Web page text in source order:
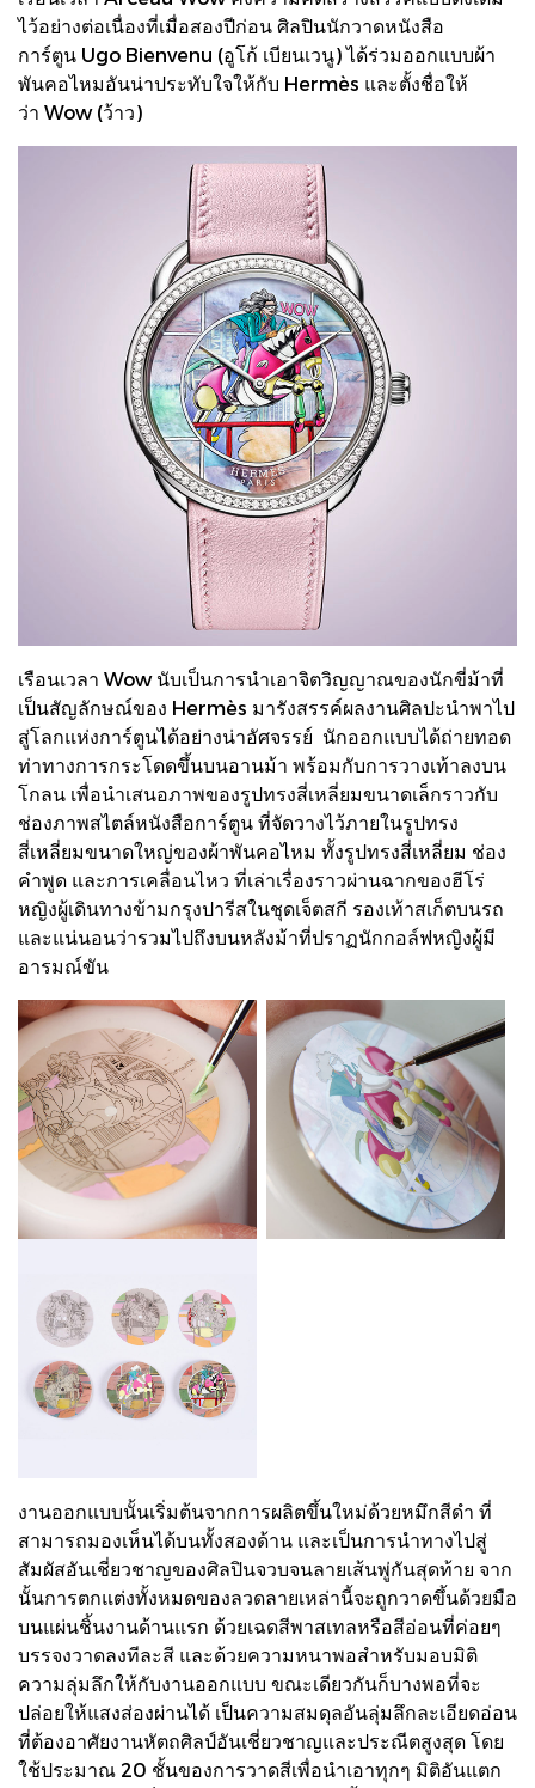
ไว้อย่างต่อเนื่องที่เมื่อสองปีก่อน ศิลปินนักวาดหนังสือ
การ์ตูน Ugo Bienvenu (อูโก้ เบียนเวนู) ได้ร่วมออกแบบผ้า
พันคอไหมอันน่าประทับใจให้กับ Hermès และตั้งชื่อให้
ว่า Wow(ว้าว)
เรือนเวลา Wow นับเป็นการนำเอาจิตวิญญาณของนักขี่ม้าที่
เป็นสัญลักษณ์ของ Hermès มารังสรรค์ผลงานศิลปะนำพาไป
สู่โลกแห่งการ์ตูนได้อย่างน่าอัศจรรย์ นักออกแบบได้ถ่ายทอด
ท่าทางการกระโดดขึ้นบนอานม้า พร้อมกับการวางเท้าลงบน
โกลน เพื่อนำเสนอภาพของรูปทรงสี่เหลี่ยมขนาดเล็กราวกับ
ช่องภาพสไตล์หนังสือการ์ตูน ที่จัดวางไว้ภายในรูปทรง
สี่เหลี่ยมขนาดใหญ่ของผ้าพันคอไหม ทั้งรูปทรงสี่เหลี่ยม ช่อง
คำพูด และการเคลื่อนไหว ที่เล่าเรื่องราวผ่านฉากของฮีโร่
หญิงผู้เดินทางข้ามกรุงปารีสในชุดเจ็ตสกี รองเท้าสเก็ตบนรถ
และแน่นอนว่ารวมไปถึงบนหลังม้าที่ปราฏนักกอล์ฟหญิงผู้มี
อารมณ์ขัน
งานออกแบบนั้นเริ่มต้นจากการผลิตขึ้นใหม่ด้วยหมึกสีดำ ที่
สามารถมองเห็นได้บนทั้งสองด้าน และเป็นการนำทางไปสู่
สัมผัสอันเชี่ยวชาญของศิลปินจวบจนลายเส้นพู่กันสุดท้าย จาก
นั้นการตกแต่งทั้งหมดของลวดลายเหล่านี้จะถูกวาดขึ้นด้วยมือ
บนแผ่นชิ้นงานด้านแรก ด้วยเฉดสีพาสเทลหรือสีอ่อนที่ค่อยๆ
บรรจงวาดลงทีละสี และด้วยความหนาพอสำหรับมอบมิติ
ความลุ่มลึกให้กับงานออกแบบ ขณะเดียวกันก็บางพอที่จะ
ปล่อยให้แสงส่องผ่านได้ เป็นความสมดุลอันลุ่มลึกละเอียดอ่อน
ที่ต้องอาศัยงานหัตถศิลป์อันเชี่ยวชาญและประณีตสูงสุด โดย
ใช้ประมาณ 20 ชั้นของการวาดสีเพื่อนำเอาทุกๆ มิติอันแตก